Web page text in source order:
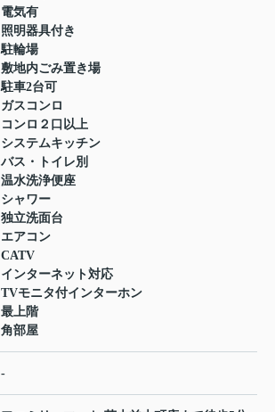
電気有
照明器具付き
駐輪場
敷地内ごみ置き場
駐車2台可
ガスコンロ
コンロ２口以上
システムキッチン
バス・トイレ別
温水洗浄便座
シャワー
独立洗面台
エアコン
CATV
インターネット対応
TVモニタ付インターホン
最上階
角部屋
-